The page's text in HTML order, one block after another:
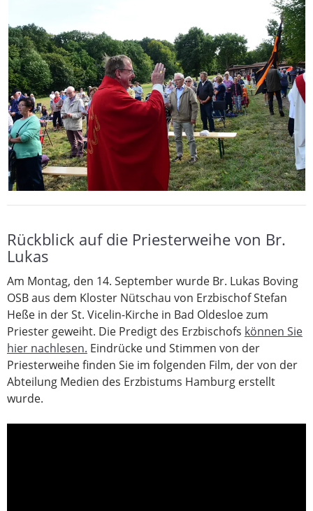
Rückblick auf die Priesterweihe von Br.
Lukas
Am Montag, den 14. September wurde Br. Lukas Boving
OSB aus dem Kloster Nütschau von Erzbischof Stefan
Heße in der St. Vicelin-Kirche in Bad Oldesloe zum
Priester geweiht. Die Predigt des Erzbischofs können Sie
hier nachlesen. Eindrücke und Stimmen von der
Priesterweihe finden Sie im folgenden Film, der von der
Abteilung Medien des Erzbistums Hamburg erstellt
wurde.